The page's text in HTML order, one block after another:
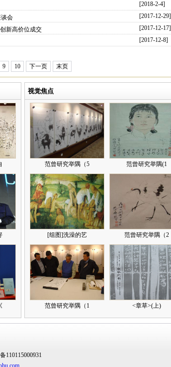
[2018-2-4]
谈会
[2017-12-29]
新高价位成交
[2017-12-17]
[2017-12-8]
9 10 下一页 末页
视觉焦点
范曾研究举隅（5 范曾研究举隅(1
[组图]洗澡的艺 范曾研究举隅（2
范曾研究举隅（1 <章草>(上)
110115000931